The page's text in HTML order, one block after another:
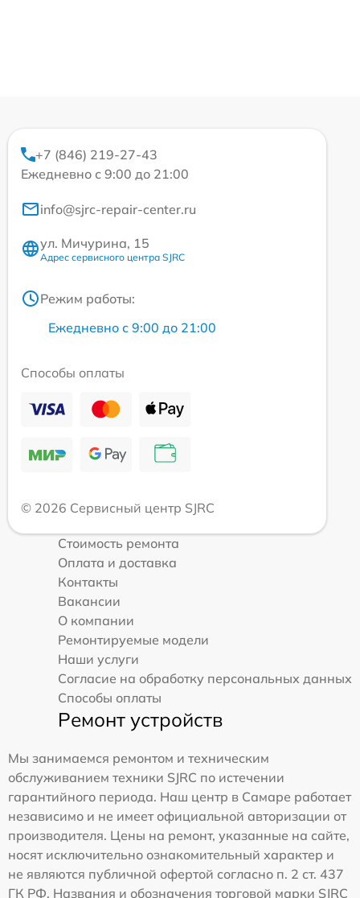
+7 (846) 219-27-43
Ежедневно с 9:00 до 21:00
info@sjrc-repair-center.ru
ул. Мичурина, 15
Адрес сервисного центра SJRC
Режим работы:
Ежедневно с 9:00 до 21:00
Способы оплаты
© 2026 Сервисный центр SJRC
Стоимость ремонта
Оплата и доставка
Контакты
Вакансии
О компании
Ремонтируемые модели
Наши услуги
Согласие на обработку персональных данных
Способы оплаты
Ремонт устройств
Мы занимаемся ремонтом и техническим
обслуживанием техники SJRC по истечении
гарантийного периода. Наш центр в Самаре работает
независимо и не имеет официальной авторизации от
производителя. Цены на ремонт, указанные на сайте,
носят исключительно ознакомительный характер и
не являются публичной офертой согласно п. 2 ст. 437
ГК РФ. Названия и обозначения торговой марки SJRC